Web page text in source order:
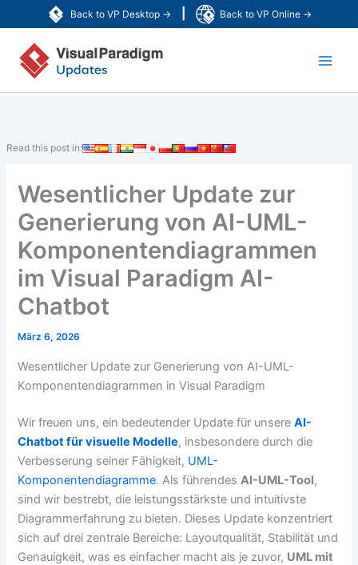
Back to VP Desktop → Back to VP Online →
Inhalt
springen
Read this post in:
Wesentlicher Update zur
Generierung von AI-UML-
Komponentendiagrammen
im Visual Paradigm AI-
Chatbot
März 6, 2026
Wesentlicher Update zur Generierung von AI-UML-
Komponentendiagrammen in Visual Paradigm
Wir freuen uns, ein bedeutender Update für unsereAI-
Chatbot für visuelle Modelle, insbesondere durch die
Verbesserung seiner Fähigkeit, UML-
Komponentendiagramme. Als führendesAI-UML-Tool,
sind wir bestrebt, die leistungsstärkste und intuitivste
Diagrammerfahrung zu bieten. Dieses Update konzentriert
sich auf drei zentrale Bereiche: Layoutqualität, Stabilität und
Genauigkeit, was es einfacher macht als je zuvor, UML mit